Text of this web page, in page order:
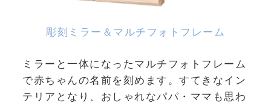
彫刻ミラー＆マルチフォトフレーム
ミラーと一体になったマルチフォトフレーム
で赤ちゃんの名前を刻めます。すてきなイン
テリアとなり、おしゃれなパパ・ママも思わ